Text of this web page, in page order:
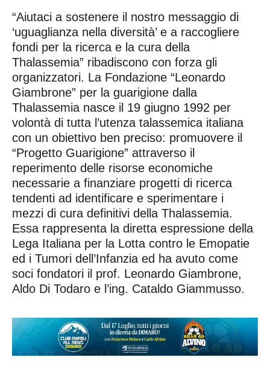
“Aiutaci a sostenere il nostro messaggio di
‘uguaglianza nella diversità’ e a raccogliere
fondi per la ricerca e la cura della
Thalassemia” ribadiscono con forza gli
organizzatori. La Fondazione “Leonardo
Giambrone” per la guarigione dalla
Thalassemia nasce il 19 giugno 1992 per
volontà di tutta l’utenza talassemica italiana
con un obiettivo ben preciso: promuovere il
“Progetto Guarigione” attraverso il
reperimento delle risorse economiche
necessarie a finanziare progetti di ricerca
tendenti ad identificare e sperimentare i
mezzi di cura definitivi della Thalassemia.
Essa rappresenta la diretta espressione della
Lega Italiana per la Lotta contro le Emopatie
ed i Tumori dell’Infanzia ed ha avuto come
soci fondatori il prof. Leonardo Giambrone,
Aldo Di Todaro e l’ing. Cataldo Giammusso.